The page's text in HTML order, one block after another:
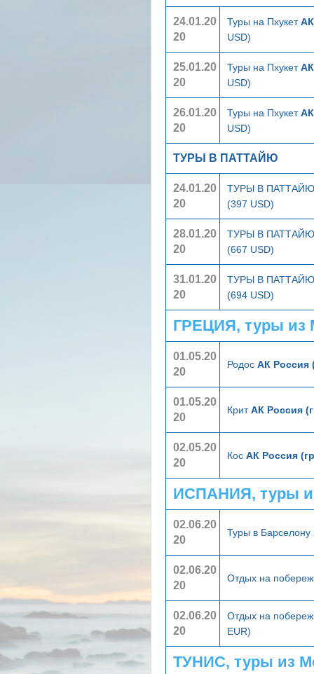
24.01.20
20
Туры на Пхукет
USD)
25.01.20
20
Туры на Пхукет
USD)
26.01.20
20
Туры на Пхукет
USD)
ТУРЫ В ПАТТАЙЮ
24.01.20
20
ТУРЫ В
(397 USD)
28.01.20
20
ТУРЫ В
(667 USD)
31.01.20
20
ТУРЫ В
(694 USD)
ГРЕЦИЯ, туры из
01.05.20
20
Родос АК Россия
01.05.20
20
КритАК Россия
02.05.20
20
Кос АК Россия
ИСПАНИЯ, туры
02.06.20
20
Туры в Барселону
02.06.20
20
Отдых на
02.06.20
20
Отдых на
EUR)
ТУНИС, туры из